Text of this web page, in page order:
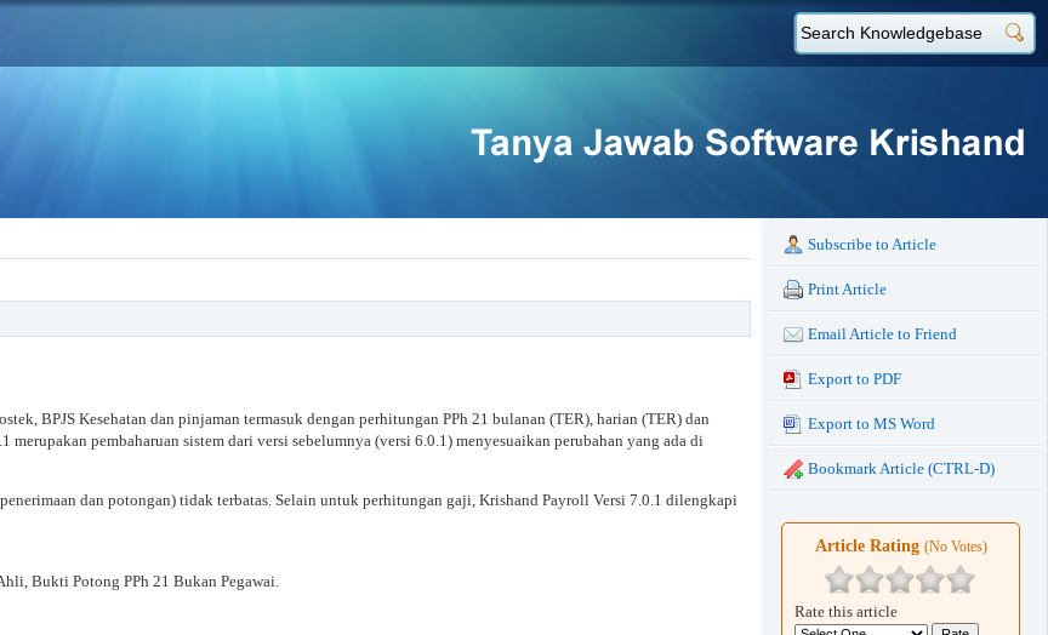
BPJS Kesehatan dan pinjaman termasuk dengan perhitungan PPh 21 bulanan (TER), harian (TER) dan
pembaharuan sistem dari versi sebelumnya (versi 6.0.1) menyesuaikan perubahan yang ada di
dan potongan) tidak terbatas. Selain untuk perhitungan gaji, Krishand Payroll Versi 7.0.1 dilengkapi
Bukti Potong PPh 21 Bukan Pegawai.
Subscribe to Article
Print Article
Email Article to Friend
Export to PDF
Export to MS Word
Bookmark Article (CTRL-D)
Article Rating (No Votes)
Rate this article